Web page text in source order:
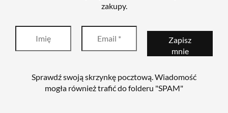
zakupy.
Sprawdź swoją skrzynkę pocztową. Wiadomość
mogła również trafić do folderu "SPAM"